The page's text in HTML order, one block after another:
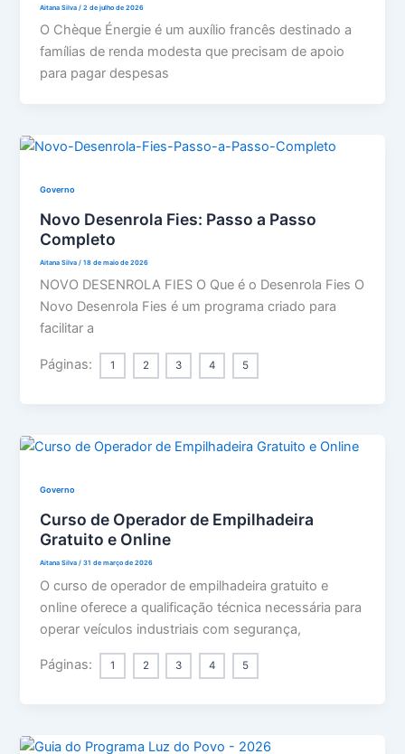
Aitana Silva/2 de julho de 2026
O Chèque Énergie é um auxílio francês destinado a
famílias de renda modesta que precisam de apoio
para pagar despesas
Governo
Novo Desenrola Fies: Passo a Passo
Completo
Aitana Silva/18 de maio de 2026
NOVO DESENROLA FIES O Que é o Desenrola Fies O
Novo Desenrola Fies é um programa criado para
facilitar a
Páginas: 1 2 3 4 5
Governo
Curso de Operador de Empilhadeira
Gratuito e Online
Aitana Silva/31 de março de 2026
O curso de operador de empilhadeira gratuito e
online oferece a qualificação técnica necessária para
operar veículos industriais com segurança,
Páginas: 1 2 3 4 5